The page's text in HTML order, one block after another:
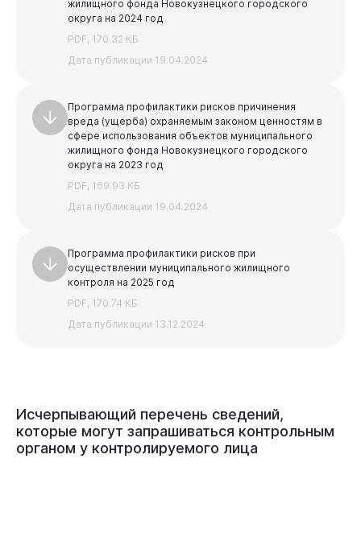
жилищного фонда Новокузнецкого городского
округа на 2024 год
PDF, 170.32 КБ
Дата публикации 19.04.2024
Программа профилактики рисков причинения
вреда (ущерба) охраняемым законом ценностям в
сфере использования объектов муниципального
жилищного фонда Новокузнецкого городского
округа на 2023 год
PDF, 169.93 КБ
Дата публикации 19.04.2024
Программа профилактики рисков при
осуществлении муниципального жилищного
контроля на 2025 год
PDF, 170.74 КБ
Дата публикации 13.12.2024
Исчерпывающий перечень сведений,
которые могут запрашиваться контрольным
органом у контролируемого лица